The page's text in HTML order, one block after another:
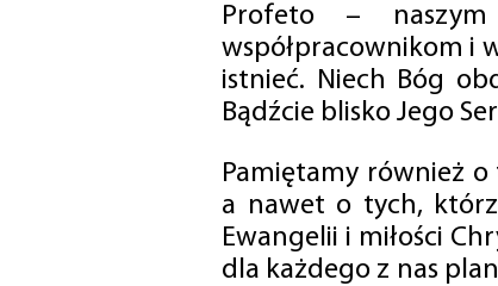
Profeto – naszym
współpracownikom i
istnieć. Niech Bóg
Bądźcie blisko Jego
Pamiętamy również
a nawet o tych,
Ewangelii i miłości
dla każdego z nas